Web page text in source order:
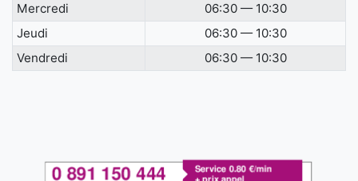
Mercredi
06:30 — 10:30
Jeudi
06:30 — 10:30
Vendredi
06:30 — 10:30